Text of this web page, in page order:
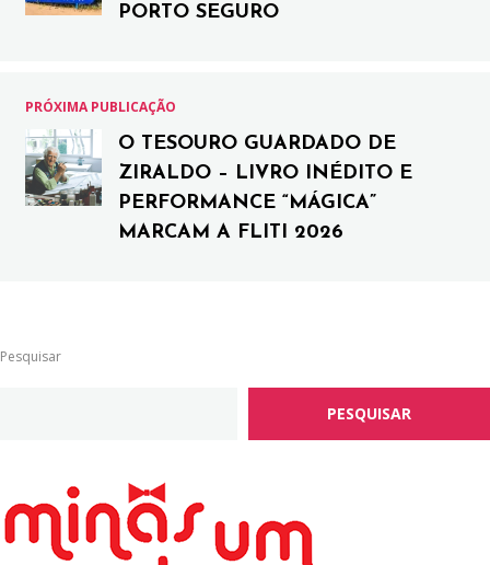
PORTO SEGURO
PRÓXIMA PUBLICAÇÃO
O TESOURO GUARDADO DE
ZIRALDO – LIVRO INÉDITO E
PERFORMANCE “MÁGICA”
MARCAM A FLITI 2026
Pesquisar
PESQUISAR